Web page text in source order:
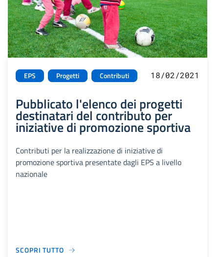
EPS Progetti Contributi 18/02/2021
Pubblicato l'elenco dei progetti
destinatari del contributo per
iniziative di promozione sportiva
Contributi per la realizzazione di iniziative di
promozione sportiva presentate dagli EPS a livello
nazionale
SCOPRI TUTTO